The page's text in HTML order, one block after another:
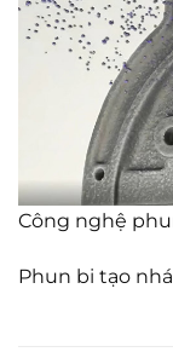
Công nghệ
Phun bi tạo